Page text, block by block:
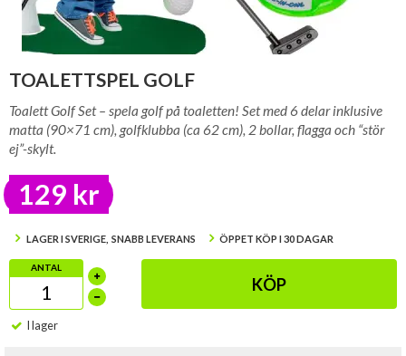
TOALETTSPEL GOLF
Toalett Golf Set – spela golf på toaletten! Set med 6 delar inklusive
matta (90×71 cm), golfklubba (ca 62 cm), 2 bollar, flagga och “stör
ej”-skylt.
129 kr
LAGER I SVERIGE, SNABB LEVERANS ÖPPET KÖP I 30 DAGAR
ANTAL
KÖP
I lager